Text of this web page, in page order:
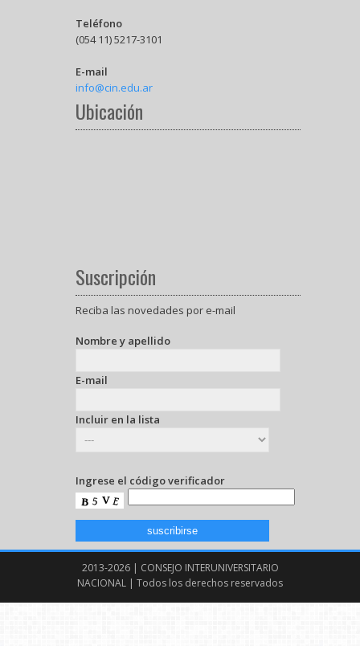
Teléfono
(054 11) 5217-3101
E-mail
info@cin.edu.ar
Ubicación
Suscripción
Reciba las novedades por e-mail
Nombre y apellido
E-mail
Incluir en la lista
Ingrese el código verificador
2013-2026 | CONSEJO INTERUNIVERSITARIO
NACIONAL | Todos los derechos reservados